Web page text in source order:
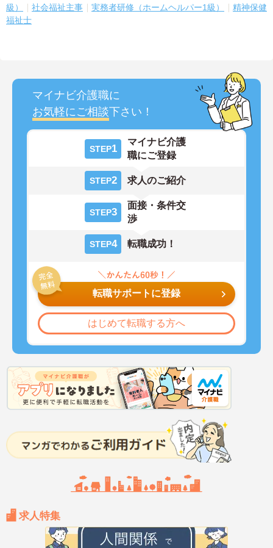
級）
社会福祉主事 実務者研修（ホームヘルパー1級）
精神保健
福祉士
マイナビ介護職に
お気軽にご相談下さい！
STEP1
マイナビ介護
職にご登録
STEP2 求人のご紹介
STEP3
面接・条件交
渉
STEP4 転職成功！
転職サポートに登録
はじめて転職する方へ
求人特集